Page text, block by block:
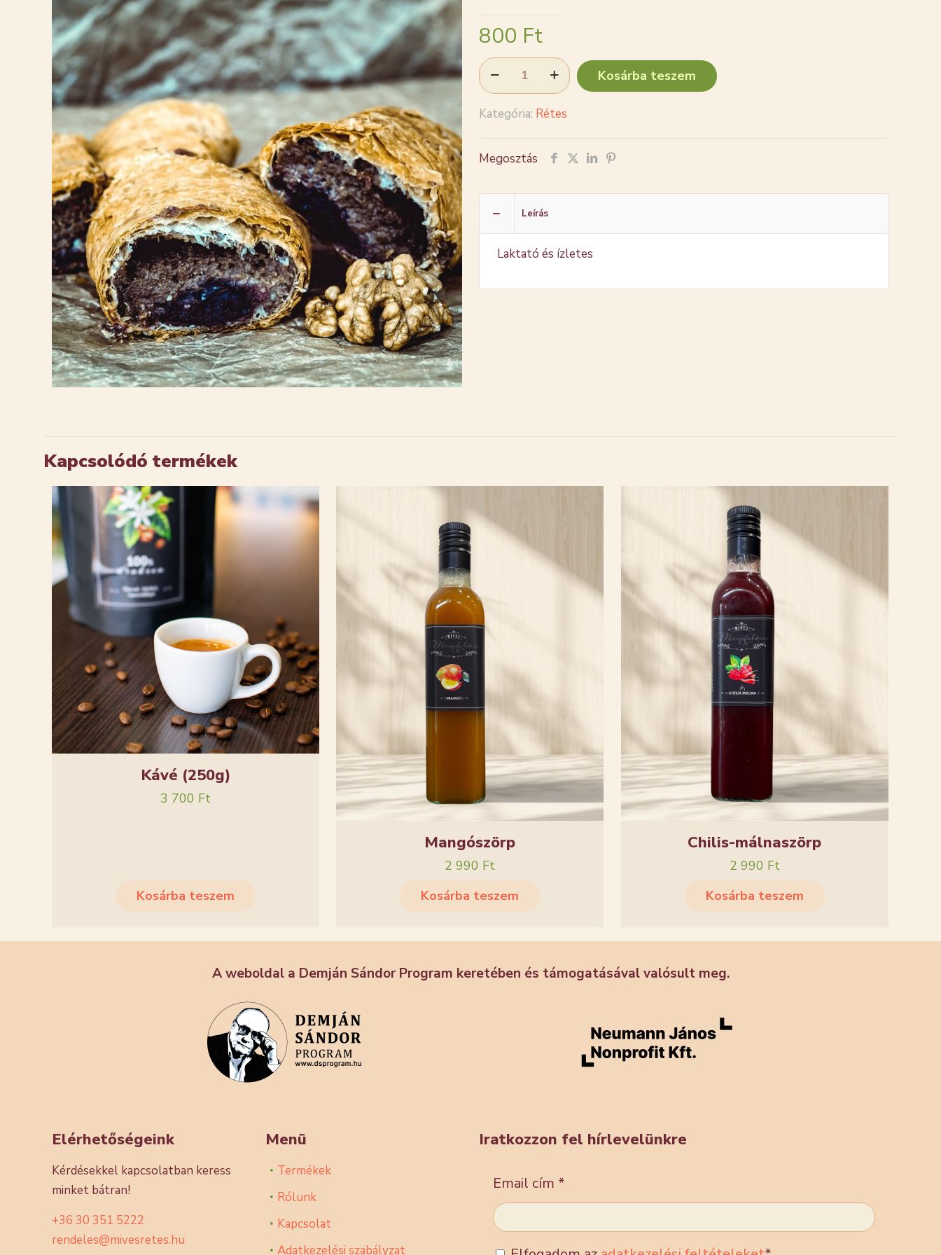
800 Ft
Diós
szilvás
mennyiség
Kosárba teszem
Kategória: Rétes
Megosztás
Leírás
Laktató és ízletes
Kapcsolódó termékek
Kávé (250g)
3 700 Ft
Kosárba teszem
Mangószörp
2 990 Ft
Kosárba teszem
Chilis-málnaszörp
2 990 Ft
Kosárba teszem
A weboldal a Demján Sándor Program keretében és támogatásával valósult meg.
Elérhetőségeink
Kérdésekkel kapcsolatban keress
minket bátran!
+36 30 351 5222
rendeles@mivesretes.hu
Menü
Termékek
Rólunk
Kapcsolat
Adatkezelési szabályzat
Iratkozzon fel hírlevelünkre
Email cím *